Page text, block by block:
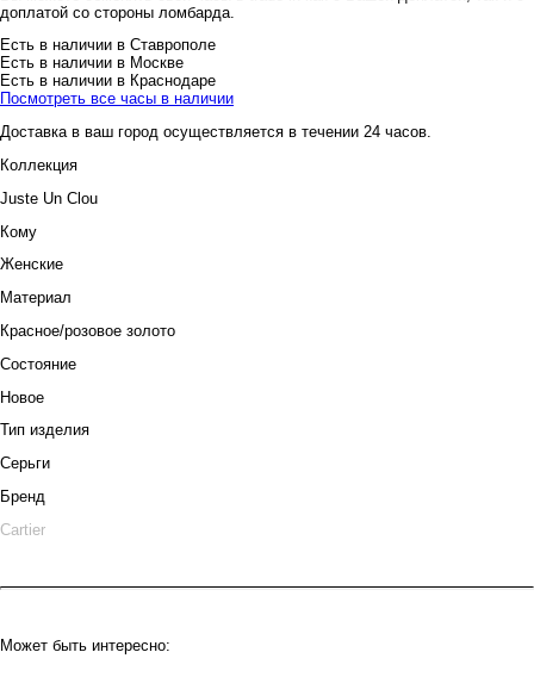
доплатой со стороны ломбарда.
Есть в наличии в Ставрополе
Есть в наличии в Москве
Есть в наличии в Краснодаре
Посмотреть все часы в наличии
Доставка в ваш город осуществляется в течении 24 часов.
Коллекция
Juste Un Clou
Кому
Женские
Материал
Красное/розовое золото
Состояние
Новое
Тип изделия
Серьги
Бренд
Cartier
Может быть интересно: